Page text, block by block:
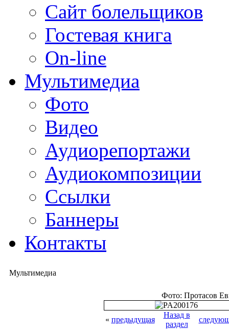
Сайт болельщиков
Гостевая книга
On-line
Мультимедиа
Фото
Видео
Аудиорепортажи
Аудиокомпозиции
Ссылки
Баннеры
Контакты
Мультимедиа
Фото: Протасов
« предыдущая
Назад в
раздел